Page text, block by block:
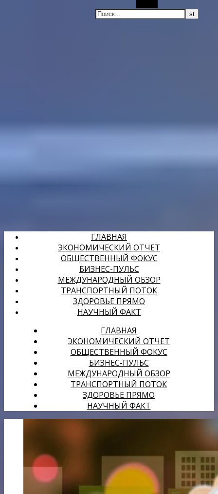
ГЛАВНАЯ
ЭКОНОМИЧЕСКИЙ ОТЧЕТ
ОБЩЕСТВЕННЫЙ ФОКУС
БИЗНЕС-ПУЛЬС
МЕЖДУНАРОДНЫЙ ОБЗОР
ТРАНСПОРТНЫЙ ПОТОК
ЗДОРОВЬЕ ПРЯМО
НАУЧНЫЙ ФАКТ
ГЛАВНАЯ
ЭКОНОМИЧЕСКИЙ ОТЧЕТ
ОБЩЕСТВЕННЫЙ ФОКУС
БИЗНЕС-ПУЛЬС
МЕЖДУНАРОДНЫЙ ОБЗОР
ТРАНСПОРТНЫЙ ПОТОК
ЗДОРОВЬЕ ПРЯМО
НАУЧНЫЙ ФАКТ